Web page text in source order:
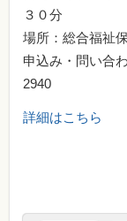
３０分
場所：総合福祉
申込み・問い合
2940
詳細はこちら